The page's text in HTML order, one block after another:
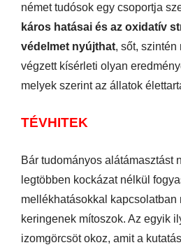
német tudósok egy csoportja
káros hatásai és az oxidatív
védelmet nyújthat, sőt, szintén
végzett kísérleti olyan
melyek szerint az állatok
TÉVHITEK
Bár tudományos alátámasztást
legtöbben kockázat nélkül
mellékhatásokkal kapcsolatban
keringenek mítoszok. Az egyik
izomgörcsöt okoz, amit a